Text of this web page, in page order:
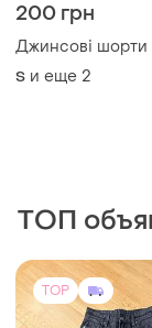
200 грн
Джинсові шорти
S и еще 2
ТОП
TOP